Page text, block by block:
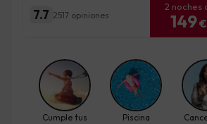
7.7 2517 opiniones
2 noches
149€
Cumple tus
Piscina